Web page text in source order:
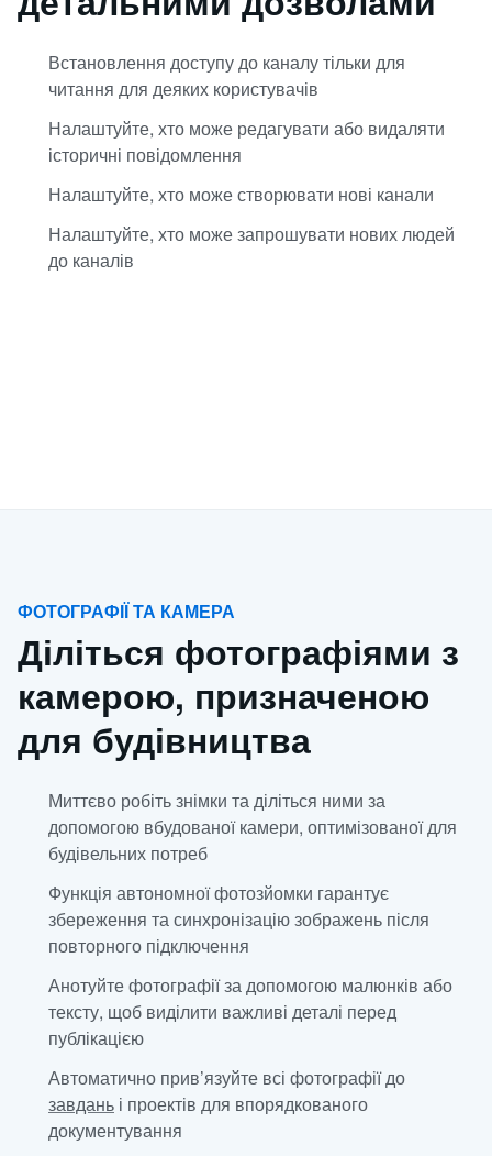
Встановлення доступу до каналу тільки для
читання для деяких користувачів
Налаштуйте, хто може редагувати або видаляти
історичні повідомлення
Налаштуйте, хто може створювати нові канали
Налаштуйте, хто може запрошувати нових людей
до каналів
ФОТОГРАФІЇ ТА КАМЕРА
Діліться фотографіями з
камерою, призначеною
для будівництва
Миттєво робіть знімки та діліться ними за
допомогою вбудованої камери, оптимізованої для
будівельних потреб
Функція автономної фотозйомки гарантує
збереження та синхронізацію зображень після
повторного підключення
Анотуйте фотографії за допомогою малюнків або
тексту, щоб виділити важливі деталі перед
публікацією
Автоматично прив’язуйте всі фотографії до
завдань і проектів для впорядкованого
документування